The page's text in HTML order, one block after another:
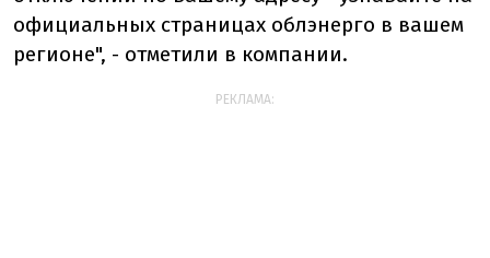
официальных страницах облэнерго в вашем
регионе", - отметили в компании.
РЕКЛАМА: